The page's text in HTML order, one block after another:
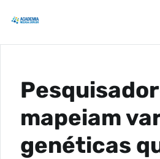
mapeiam
genéticas